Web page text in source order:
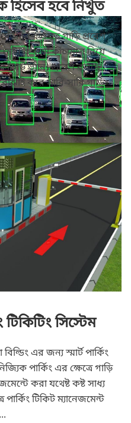
যানজট নিরসন
হিসেব হবে নিখুঁত
কতশত গাড়ি প্রবেশ
নেই। কখনো কাঁচামাল নিয়ে
ভ্যান) প্রবেশ করছে,
করে সারি-সারি গাড়ি
টিকিটিং সিস্টেম
এর জন্য স্মার্ট পার্কিং
পার্কিং এর ক্ষেত্রে গাড়ি
করা যথেষ্ট কষ্ট সাধ্য
টিকিট ম্যানেজমেন্ট